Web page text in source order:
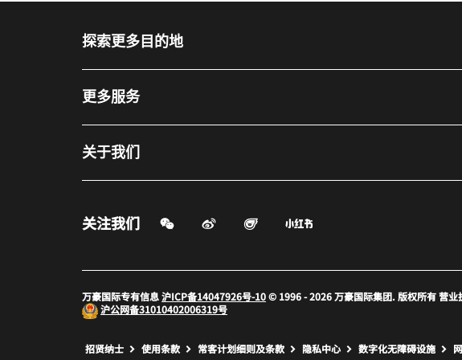
探索更多目的地
更多服务
关于我们
关注我们 微信扫一扫
打开新窗口打开新窗口打开新窗口
万豪国际专有信息沪ICP备14047926号-10© 1996 - 2026 万豪国际集团. 版权所有 营业
沪公网备31010402006319号
招贤纳士 打开新窗口
使用条款 打开新窗口
常客计划细则及条款 打开新窗口
隐私中心 数字化无障碍设施